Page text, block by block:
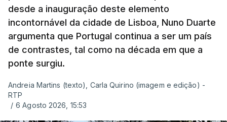
desde a inauguração deste elemento
incontornável da cidade de Lisboa, Nuno Duarte
argumenta que Portugal continua a ser um país
de contrastes, tal como na década em que a
ponte surgiu.
Andreia Martins (texto), Carla Quirino (imagem e edição) -
RTP
/ 6 Agosto 2026, 15:53